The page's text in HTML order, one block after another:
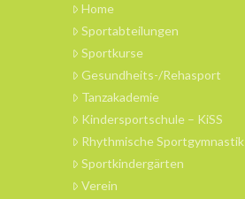
Home
Sportabteilungen
Sportkurse
Gesundheits-/Rehasport
Tanzakademie
Kindersportschule – KiSS
Rhythmische Sportgymnastik
Sportkindergärten
Verein